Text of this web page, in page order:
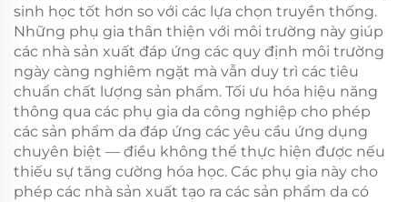
sinh học tốt hơn so với các lựa chọn truyền thống.
Những phụ gia thân thiện với môi trường này giúp
các nhà sản xuất đáp ứng các quy định môi trường
ngày càng nghiêm ngặt mà vẫn duy trì các tiêu
chuẩn chất lượng sản phẩm. Tối ưu hóa hiệu năng
thông qua các phụ gia da công nghiệp cho phép
các sản phẩm da đáp ứng các yêu cầu ứng dụng
chuyên biệt — điều không thể thực hiện được nếu
thiếu sự tăng cường hóa học. Các phụ gia này cho
phép các nhà sản xuất tạo ra các sản phẩm da có